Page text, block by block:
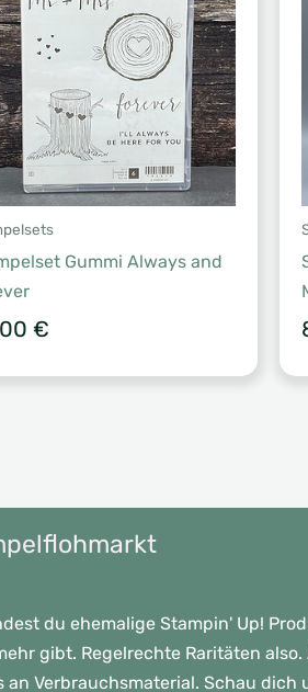
Gummi Always and
€
du ehemalige Stampin' Up!
gibt. Regelrechte Raritäten
an Verbrauchsmaterial. Schau dich